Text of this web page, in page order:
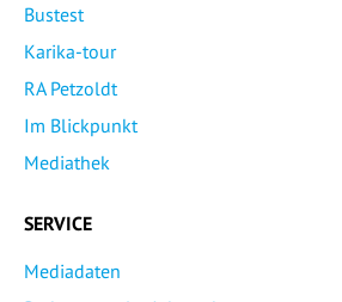
Bustest
Karika-tour
RA Petzoldt
Im Blickpunkt
Mediathek
SERVICE
Mediadaten